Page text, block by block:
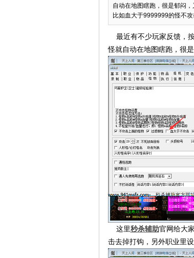
自动在地图瞎跑，很是郁闷
比如血大于9999999的怪不
最近有不少玩家反馈，
怪就自动在地图瞎跑，很
这里秒杀辅助官网给大
击去掉打钩，另外职业里